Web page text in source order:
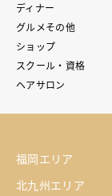
ディナー
グルメその他
ショップ
スクール・資格
ヘアサロン
福岡エリア
北九州エリア